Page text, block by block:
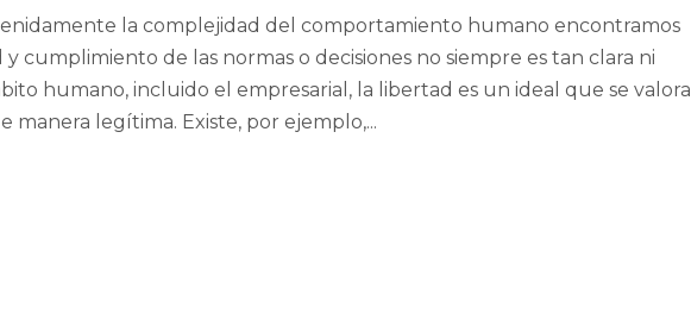
la complejidad del comportamiento humano encontramos
cumplimiento de las normas o decisiones no siempre es tan clara ni
humano, incluido el empresarial, la libertad es un ideal que se valora
legítima. Existe, por ejemplo,...